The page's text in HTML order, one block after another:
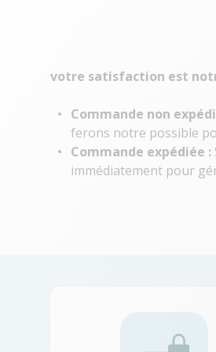
votre satisfaction est
Commande non
ferons notre possible
Commande expédiée :
immédiatement pour